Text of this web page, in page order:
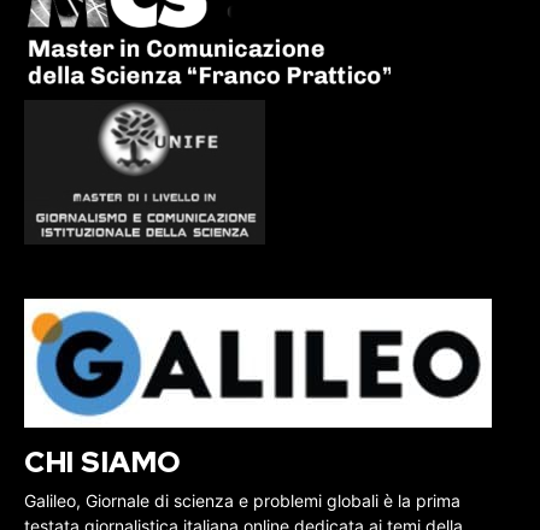
CHI SIAMO
Galileo, Giornale di scienza e problemi globali è la prima
testata giornalistica italiana online dedicata ai temi della